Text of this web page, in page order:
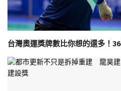
台灣奧運獎牌數比你想的還多！